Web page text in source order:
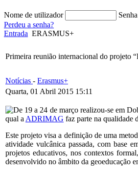
Nome de utilizador
Senha
Perdeu a senha?
Entrada ERASMUS+
Primeira reunião internacional do projeto
Notícias - Erasmus+
Quarta, 01 Abril 2015 15:11
De 19 a 24 de março realizou-se em
qual a ADRIMAG faz parte na qualidade
Este projeto visa a definição de uma
atividade vulcânica passada, com base
projetos educativos, nos contextos
desenvolvido no âmbito da geoeducação